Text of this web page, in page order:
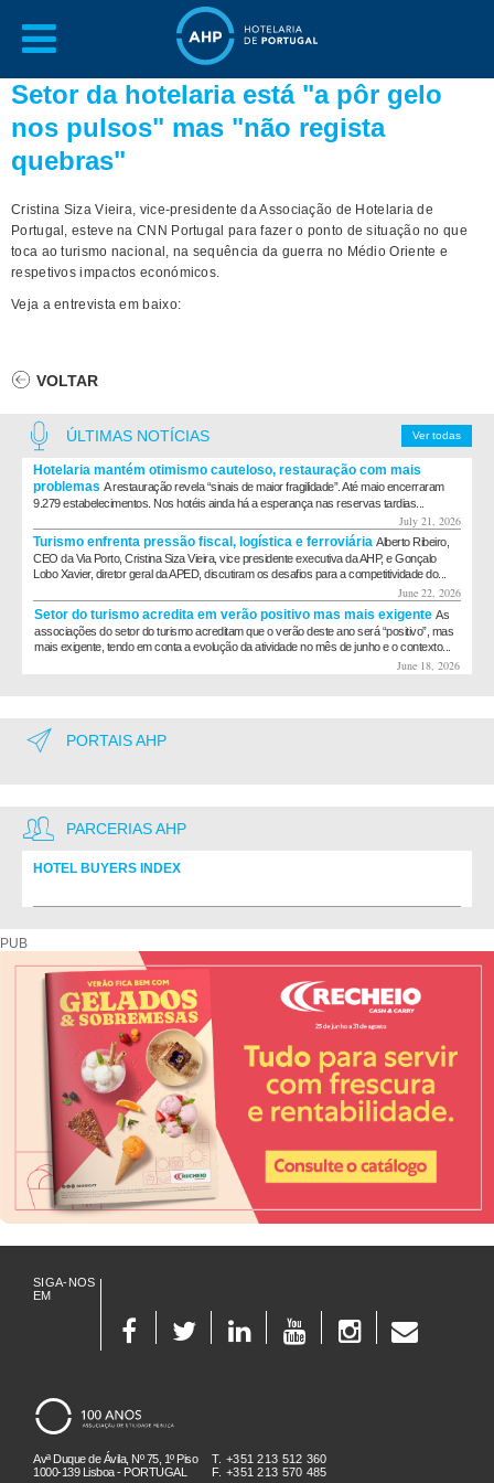
Setor da hotelaria está "a pôr gelo
nos pulsos" mas "não regista
quebras"
Cristina Siza Vieira, vice-presidente da Associação de Hotelaria de
Portugal, esteve na CNN Portugal para fazer o ponto de situação no que
toca ao turismo nacional, na sequência da guerra no Médio Oriente e
respetivos impactos económicos.
Veja a entrevista em baixo:
VOLTAR
Ver todas
ÚLTIMAS NOTÍCIAS
Hotelaria mantém otimismo cauteloso, restauração com mais
problemas A restauração revela “sinais de maior fragilidade”. Até maio encerraram
9.279 estabelecimentos. Nos hotéis ainda há a esperança nas reservas tardias...
July 21, 2026
Turismo enfrenta pressão fiscal, logística e ferroviária Alberto Ribeiro,
CEO da Via Porto, Cristina Siza Vieira, vice presidente executiva da AHP, e Gonçalo
Lobo Xavier, diretor geral da APED, discutiram os desafios para a competitividade do...
June 22, 2026
Setor do turismo acredita em verão positivo mas mais exigente As
associações do setor do turismo acreditam que o verão deste ano será “positivo”, mas
mais exigente, tendo em conta a evolução da atividade no mês de junho e o contexto...
June 18, 2026
PORTAIS AHP
PARCERIAS AHP
HOTEL BUYERS INDEX
PUB
SIGA-NOS
EM
Avª Duque de Ávila, Nº 75, 1º Piso
1000-139 Lisboa - PORTUGAL
T. +351 213 512 360
F. +351 213 570 485